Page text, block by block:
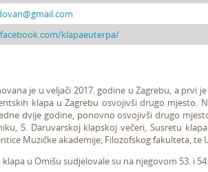
klapaeuterpa/
je u veljači 2017. godine u Zagrebu, a prvi
klapa u Zagrebu osvojivši drugo mjesto.
dvije godine, ponovno osvojivši drugo
5. Daruvarskoj klapskoj večeri, Susretu
Muzičke akademije, Filozofskog fakulteta, te
u Omišu sudjelovale su na njegovom 53. i